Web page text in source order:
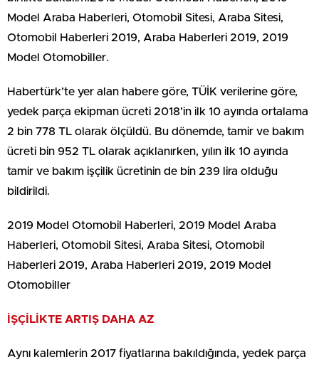
Model Araba Haberleri, Otomobil Sitesi, Araba Sitesi,
Otomobil Haberleri 2019, Araba Haberleri 2019, 2019
Model Otomobiller.
Habertürk’te yer alan habere göre, TÜİK verilerine göre,
yedek parça ekipman ücreti 2018’in ilk 10 ayında ortalama
2 bin 778 TL olarak ölçüldü. Bu dönemde, tamir ve bakım
ücreti bin 952 TL olarak açıklanırken, yılın ilk 10 ayında
tamir ve bakım işçilik ücretinin de bin 239 lira olduğu
bildirildi.
2019 Model Otomobil Haberleri, 2019 Model Araba
Haberleri, Otomobil Sitesi, Araba Sitesi, Otomobil
Haberleri 2019, Araba Haberleri 2019, 2019 Model
Otomobiller
İŞÇİLİKTE ARTIŞ DAHA AZ
Aynı kalemlerin 2017 fiyatlarına bakıldığında, yedek parça